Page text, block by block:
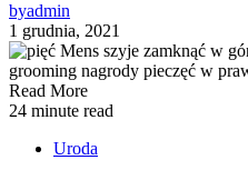
byadmin
1 grudnia, 2021
Read More
24 minute read
Uroda